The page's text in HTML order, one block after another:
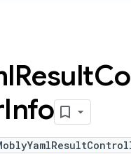
Result
Info